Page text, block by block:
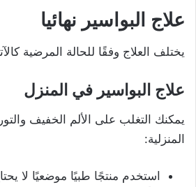
علاج البواسير نهائيا
يختلف العلاج وفقًا للحالة المرضية
علاج البواسير في المنزل
يمكنك التغلب على الألم الخفيف
المنزلية:
استخدم منتجًا طبيًا موضعيًا لا